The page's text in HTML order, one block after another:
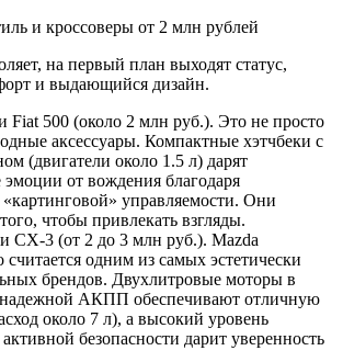
и кроссоверы от 2 млн рублей
на первый план выходят статус,
и выдающийся дизайн.
Fiat 500 (около 2 млн руб.). Это не просто
аксессуары. Компактные хэтчбеки с
(двигатели около 1.5 л) дарят
эмоции от вождения благодаря
управляемости. Они
чтобы привлекать взгляды.
CX-3 (от 2 до 3 млн руб.). Mazda
одним из самых эстетически
брендов. Двухлитровые моторы в
надежной АКПП обеспечивают отличную
около 7 л), а высокий уровень
безопасности дарит уверенность